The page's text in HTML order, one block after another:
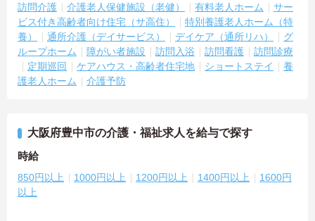
訪問介護 介護老人保健施設（老健） 有料老人ホーム
サー
ビス付き高齢者向け住宅（サ高住）
特別養護老人ホーム（特
養）
通所介護（デイサービス） デイケア（通所リハ）
グ
ループホーム
障がい者施設 訪問入浴 訪問看護
訪問診療
定期巡回
ケアハウス・高齢者住宅地 ショートステイ
養
護老人ホーム
介護予防
大阪府豊中市の介護・福祉求人を給与で探す
時給
850円以上 1000円以上 1200円以上 1400円以上
1600円
以上